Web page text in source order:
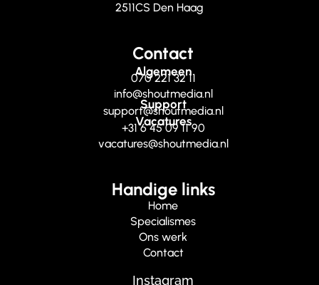
2511CS Den Haag
Contact
Algemeen
070 221 32 11
info@shoutmedia.nl
Support
support@shoutmedia.nl
Vacatures
+31 6 45 09 11 90
vacatures@shoutmedia.nl
Handige links
Home
Specialismes
Ons werk
Contact
Instagram